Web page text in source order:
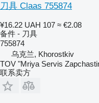
刀具 Claas 755874
¥16.22 UAH 107 ≈ €2.08
备件 - 刀具
755874
乌克兰, Khorostkiv
TOV "Mriya Servis
联系卖方